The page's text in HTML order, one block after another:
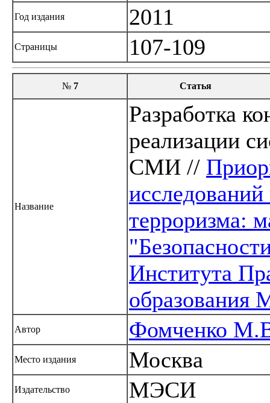
Год издания 2011
Страницы 107-109
№ 7 Статья
Название
Разработка
реализации
СМИ //
терроризма:
Института
Автор Фомченко
Место издания Москва
Издательство МЭСИ